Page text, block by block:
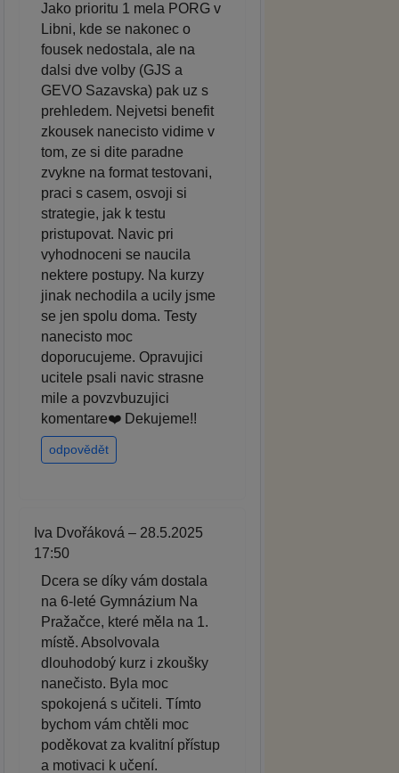
Jako prioritu 1 mela PORG v
Libni, kde se nakonec o
fousek nedostala, ale na
dalsi dve volby (GJS a
GEVO Sazavska) pak uz s
prehledem. Nejvetsi benefit
zkousek nanecisto vidime v
tom, ze si dite paradne
zvykne na format testovani,
praci s casem, osvoji si
strategie, jak k testu
pristupovat. Navic pri
vyhodnoceni se naucila
nektere postupy. Na kurzy
jinak nechodila a ucily jsme
se jen spolu doma. Testy
nanecisto moc
doporucujeme. Opravujici
ucitele psali navic strasne
mile a povzvbuzujici
komentare❤️ Dekujeme!!
odpovědět
Iva Dvořáková – 28.5.2025
17:50
Dcera se díky vám dostala
na 6-leté Gymnázium Na
Pražačce, které měla na 1.
místě. Absolvovala
dlouhodobý kurz i zkoušky
nanečisto. Byla moc
spokojená s učiteli. Tímto
bychom vám chtěli moc
poděkovat za kvalitní přístup
a motivaci k učení.